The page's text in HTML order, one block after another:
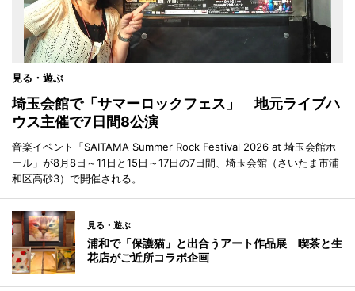
見る・遊ぶ
埼玉会館で「サマーロックフェス」 地元ライブハ
ウス主催で7日間8公演
音楽イベント「SAITAMA Summer Rock Festival 2026 at 埼玉会館ホ
ール」が8月8日～11日と15日～17日の7日間、埼玉会館（さいたま市浦
和区高砂3）で開催される。
見る・遊ぶ
浦和で「保護猫」と出合うアート作品展 喫茶と生
花店がご近所コラボ企画